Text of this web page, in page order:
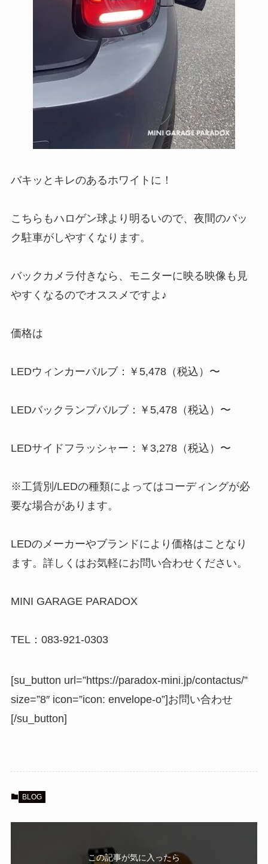
バキッとキレのあるホワイトに！
こちらもハロゲン球より明るいので、夜間のバッ
ク駐車がしやすくなります。
バックカメラ付きなら、モニターに映る映像も見
やすくなるのでオススメですよ♪
価格は
LEDウィンカーバルブ：￥5,478（税込）〜
LEDバックランプバルブ：￥5,478（税込）〜
LEDサイドフラッシャー：￥3,278（税込）〜
※工賃別/LEDの種類によってはコーディングが必
要な場合があります。
LEDのメーカーやブランドにより価格はことなり
ます。詳しくはお気軽にお問い合わせください。
MINI GARAGE PARADOX
TEL：083-921-0303
[su_button url=”https://paradox-mini.jp/contactus/”
size=”8″ icon=”icon: envelope-o”]お問い合わせ
[/su_button]
BLOG
この記事が気に入ったら